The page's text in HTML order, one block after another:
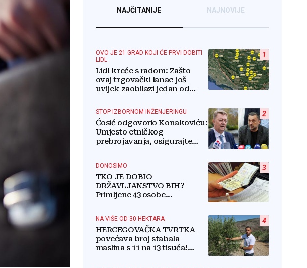
NAJČITANIJE NAJNOVIJE
1
OVO JE 21 GRAD KOJI ĆE PRVI DOBITI
LIDL
Lidl kreće s radom: Zašto
ovaj trgovački lanac još
uvijek zaobilazi jedan od
2
STOP IZBORNOM INŽENJERINGU
Ćosić odgovorio Konakoviću:
Umjesto etničkog
prebrojavanja, osigurajte
3
DONOSIMO
TKO JE DOBIO
DRŽAVLJANSTVO BIH?
Primljene 43 osobe...
4
NA VIŠE OD 30 HEKTARA
HERCEGOVAČKA TVRTKA
povećava broj stabala
maslina s 11 na 13 tisuća!